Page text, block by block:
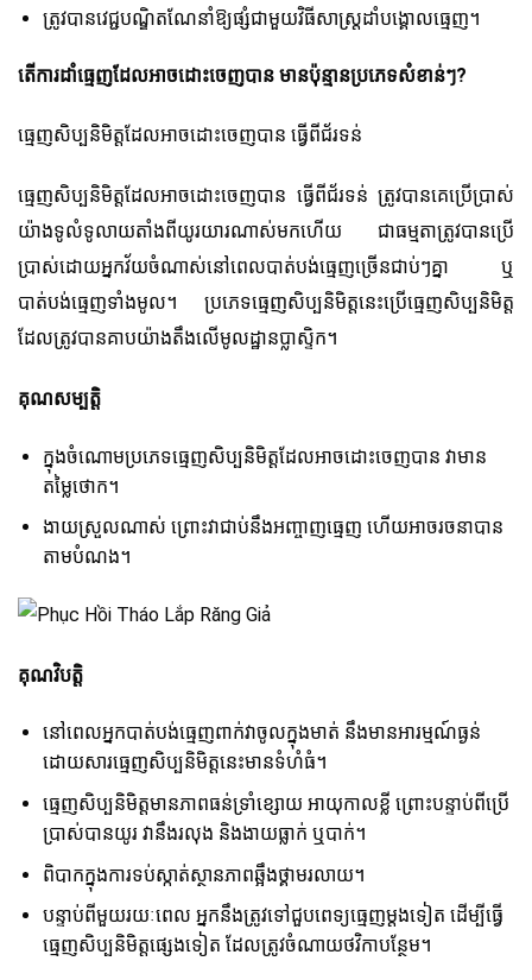
ត្រូវបានវេជ្ជបណ្ឌិតណែនាំឱ្យផ្សំជាមួយវិធីសាស្រ្តដាំបង្គោលធ្មេញ។
តើការដាំធ្មេញដែលអាចដោះចេញបាន មានប៉ុន្មានប្រភេទសំខាន់ៗ?
ធ្មេញសិប្បនិមិត្តដែលអាចដោះចេញបាន ធ្វើពីជ័រទន់
ធ្មេញសិប្បនិមិត្តដែលអាចដោះចេញបាន ធ្វើពីជ័រទន់ ត្រូវបានគេប្រើប្រាស់
យ៉ាងទូលំទូលាយតាំងពីយូរយារណាស់មកហើយ ជាធម្មតាត្រូវបានប្រើ
ប្រាស់ដោយអ្នកវ័យចំណាស់នៅពេលបាត់បង់ធ្មេញច្រើនជាប់ៗគ្នា ឬ
បាត់បង់ធ្មេញទាំងមូល។ ប្រភេទធ្មេញសិប្បនិមិត្តនេះប្រើធ្មេញសិប្បនិមិត្ត
ដែលត្រូវបានគាបយ៉ាងតឹងលើមូលដ្ឋានប្លាស្ទិក។
គុណសម្បត្តិ
ក្នុងចំណោមប្រភេទធ្មេញសិប្បនិមិត្តដែលអាចដោះចេញបាន វាមាន
តម្លៃថោក។
ងាយស្រួលណាស់ ព្រោះវាជាប់នឹងអញ្ចាញធ្មេញ ហើយអាចរចនាបាន
តាមបំណង។
គុណវិបត្តិ
នៅពេលអ្នកបាត់បង់ធ្មេញពាក់វាចូលក្នុងមាត់ នឹងមានអារម្មណ៍ធ្ងន់
ដោយសារធ្មេញសិប្បនិមិត្តនេះមានទំហំធំ។
ធ្មេញសិប្បនិមិត្តមានភាពធន់ទ្រាំខ្សោយ អាយុកាលខ្លី ព្រោះបន្ទាប់ពីប្រើ
ប្រាស់បានយូរ វានឹងរលុង និងងាយធ្លាក់ ឬបាក់។
ពិបាកក្នុងការទប់ស្កាត់ស្ថានភាពឆ្អឹងថ្គាមរលាយ។
បន្ទាប់ពីមួយរយៈពេល អ្នកនឹងត្រូវទៅជួបពេទ្យធ្មេញម្តងទៀត ដើម្បីធ្វើ
ធ្មេញសិប្បនិមិត្តផ្សេងទៀត ដែលត្រូវចំណាយថវិកាបន្ថែម។